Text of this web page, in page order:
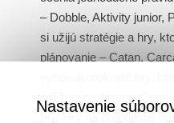
– Dobble, Aktivity junior,
si užijú stratégie a hry,
plánovanie – Catan,
prílišnej rýchlosti –
Nastavenie